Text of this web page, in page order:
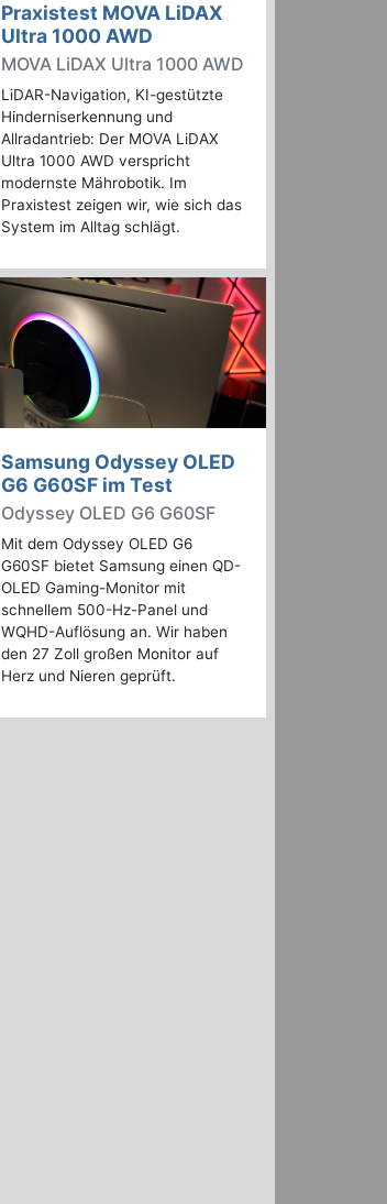
Praxistest MOVA LiDAX
Ultra 1000 AWD
MOVA LiDAX Ultra 1000 AWD
LiDAR-Navigation, KI-gestützte
Hinderniserkennung und
Allradantrieb: Der MOVA LiDAX
Ultra 1000 AWD verspricht
modernste Mährobotik. Im
Praxistest zeigen wir, wie sich das
System im Alltag schlägt.
Samsung Odyssey OLED
G6 G60SF im Test
Odyssey OLED G6 G60SF
Mit dem Odyssey OLED G6
G60SF bietet Samsung einen QD-
OLED Gaming-Monitor mit
schnellem 500-Hz-Panel und
WQHD-Auflösung an. Wir haben
den 27 Zoll großen Monitor auf
Herz und Nieren geprüft.